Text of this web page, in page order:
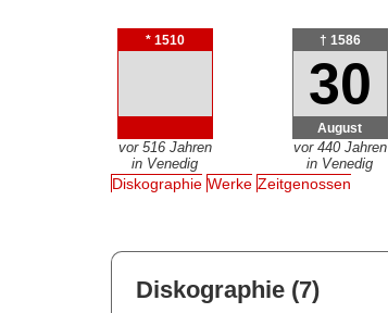
* 1510
vor 516 Jahren
in Venedig
† 1586
30
August
vor 440 Jahren
in Venedig
Diskographie Werke Zeitgenossen
Diskographie (7)